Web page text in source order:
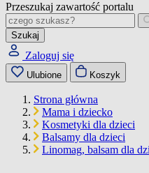
Przeszukaj zawartość portalu
Szukaj
Zaloguj się
Ulubione Koszyk
Strona główna
Mama i dziecko
Kosmetyki dla dzieci
Balsamy dla dzieci
Linomag, balsam dla